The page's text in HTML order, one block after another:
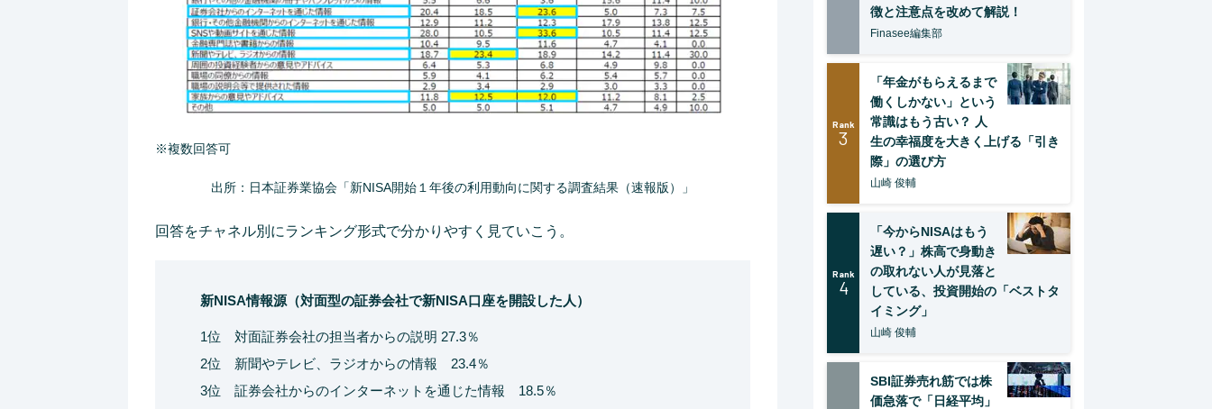
※複数回答可
出所：日本証券業協会「新NISA開始１年後の利用動向に関する調査結果（速報版）」
回答をチャネル別にランキング形式で分かりやすく見ていこう。
新NISA情報源（対面型の証券会社で新NISA口座を開設した人）
1位 対面証券会社の担当者からの説明 27.3％
2位 新聞やテレビ、ラジオからの情報 23.4％
3位 証券会社からのインターネットを通じた情報 18.5％
徴と注意点を改めて解説！
Finasee編集部
Rank
3
「年金がもらえるまで
働くしかない」という
常識はもう古い？ 人
生の幸福度を大きく上げる「引き
際」の選び方
山崎 俊輔
Rank
4
「今からNISAはもう
遅い？」株高で身動き
の取れない人が見落と
している、投資開始の「ベストタ
イミング」
山崎 俊輔
SBI証券売れ筋では株
価急落で「日経平均」